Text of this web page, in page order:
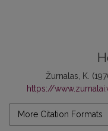
Žurnalas, K.
https://
More Citation Formats